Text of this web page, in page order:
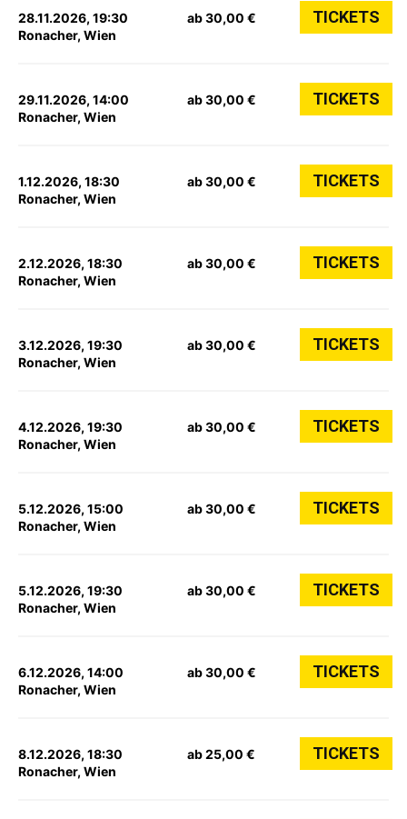
28.11.2026, 19:30
Ronacher, Wien
ab 30,00 € TICKETS
29.11.2026, 14:00
Ronacher, Wien
ab 30,00 € TICKETS
1.12.2026, 18:30
Ronacher, Wien
ab 30,00 € TICKETS
2.12.2026, 18:30
Ronacher, Wien
ab 30,00 € TICKETS
3.12.2026, 19:30
Ronacher, Wien
ab 30,00 € TICKETS
4.12.2026, 19:30
Ronacher, Wien
ab 30,00 € TICKETS
5.12.2026, 15:00
Ronacher, Wien
ab 30,00 € TICKETS
5.12.2026, 19:30
Ronacher, Wien
ab 30,00 € TICKETS
6.12.2026, 14:00
Ronacher, Wien
ab 30,00 € TICKETS
8.12.2026, 18:30
Ronacher, Wien
ab 25,00 € TICKETS